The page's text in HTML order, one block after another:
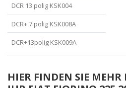
DCR 13 polig KSK004
DCR+ 7 polig KSK008A
DCR+13polig KSK009A
HIER FINDEN SIE MEHR